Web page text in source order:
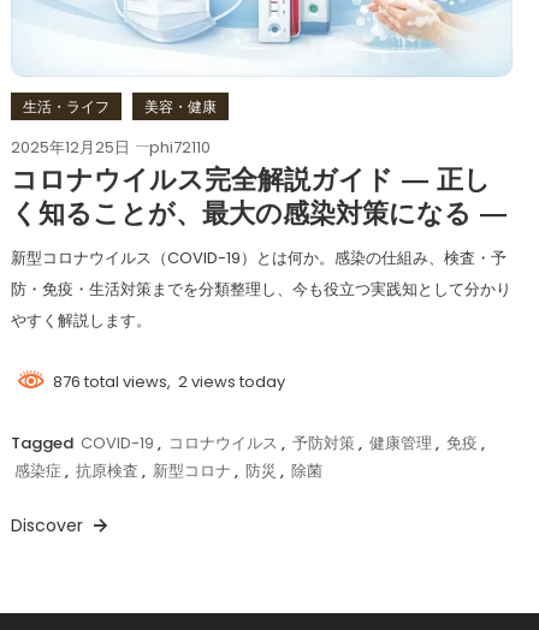
生活・ライフ 美容・健康
2025年12月25日 phi72110
コロナウイルス完全解説ガイド ― 正し
く知ることが、最大の感染対策になる ―
新型コロナウイルス（COVID-19）とは何か。感染の仕組み、検査・予
防・免疫・生活対策までを分類整理し、今も役立つ実践知として分かり
やすく解説します。
876 total views, 2 views today
Tagged COVID-19 , コロナウイルス , 予防対策, 健康管理 , 免疫 ,
感染症 , 抗原検査 , 新型コロナ , 防災 , 除菌
Discover